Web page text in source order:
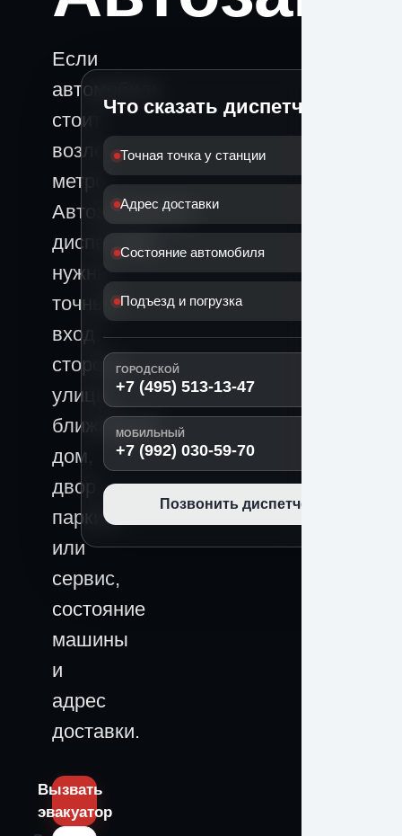
Если
автомобиль
стоит
возле
метро
Автозаводская,
диспетчеру
нужны
точный
вход,
сторона
улицы,
ближайший
дом,
двор,
паркинг
или
сервис,
состояние
машины
и
адрес
доставки.
Вызвать
эвакуатор
Что сказать диспетчеру
Точная точка у станции
Адрес доставки
Состояние автомобиля
Подъезд и погрузка
ГОРОДСКОЙ
+7 (495) 513-13-47
МОБИЛЬНЫЙ
+7 (992) 030-59-70
Позвонить диспетчеру